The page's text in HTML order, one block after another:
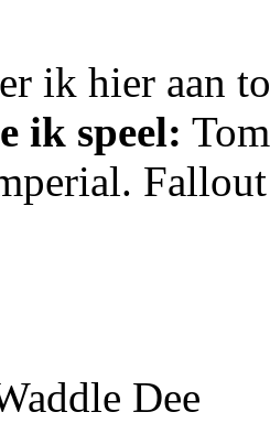
ik hier aan
ik speel:
Dee